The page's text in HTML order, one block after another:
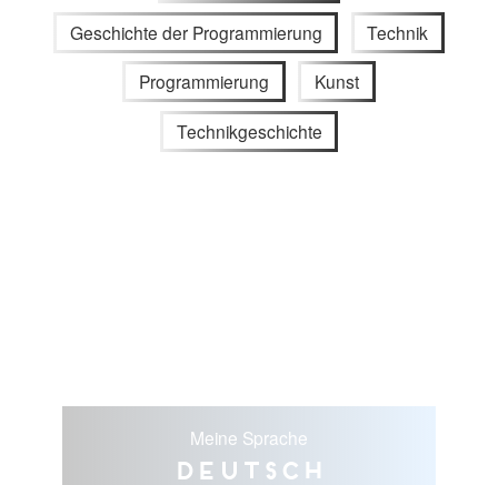
Geschichte der Programmierung Technik
Programmierung Kunst
Technikgeschichte
Meine Sprache
Deutsch